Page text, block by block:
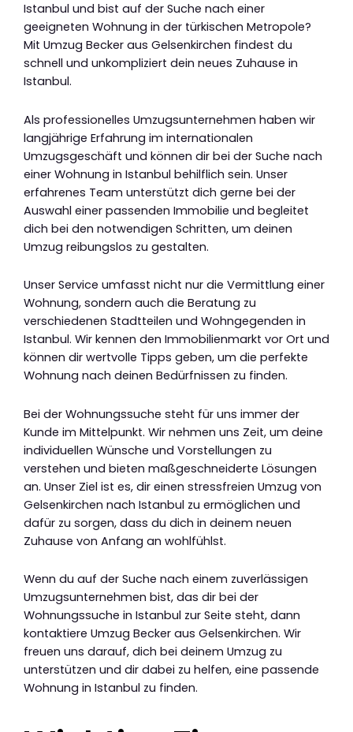
Istanbul und bist auf der Suche nach einer
geeigneten Wohnung in der türkischen Metropole?
Mit Umzug Becker aus Gelsenkirchen findest du
schnell und unkompliziert dein neues Zuhause in
Istanbul.
Als professionelles Umzugsunternehmen haben wir
langjährige Erfahrung im internationalen
Umzugsgeschäft und können dir bei der Suche nach
einer Wohnung in Istanbul behilflich sein. Unser
erfahrenes Team unterstützt dich gerne bei der
Auswahl einer passenden Immobilie und begleitet
dich bei den notwendigen Schritten, um deinen
Umzug reibungslos zu gestalten.
Unser Service umfasst nicht nur die Vermittlung einer
Wohnung, sondern auch die Beratung zu
verschiedenen Stadtteilen und Wohngegenden in
Istanbul. Wir kennen den Immobilienmarkt vor Ort und
können dir wertvolle Tipps geben, um die perfekte
Wohnung nach deinen Bedürfnissen zu finden.
Bei der Wohnungssuche steht für uns immer der
Kunde im Mittelpunkt. Wir nehmen uns Zeit, um deine
individuellen Wünsche und Vorstellungen zu
verstehen und bieten maßgeschneiderte Lösungen
an. Unser Ziel ist es, dir einen stressfreien Umzug von
Gelsenkirchen nach Istanbul zu ermöglichen und
dafür zu sorgen, dass du dich in deinem neuen
Zuhause von Anfang an wohlfühlst.
Wenn du auf der Suche nach einem zuverlässigen
Umzugsunternehmen bist, das dir bei der
Wohnungssuche in Istanbul zur Seite steht, dann
kontaktiere Umzug Becker aus Gelsenkirchen. Wir
freuen uns darauf, dich bei deinem Umzug zu
unterstützen und dir dabei zu helfen, eine passende
Wohnung in Istanbul zu finden.